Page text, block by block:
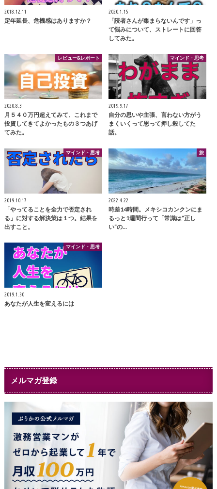
2018.12.11
定年延長、危機感はありますか？
2020.1.15
「読者さんが集まらないんです」っ
て悩みについて、ストレートに回答
してみた。
レビュー&レポート
2020.8.3
月５４０万円超えてみて、これまで
投資してきてよかったもの３つあげ
てみた。
マインド・思考
2019.9.17
自分の思いや主張、言わない方がう
まくいくって思って押し殺してた
話。
マインド・思考
2019.10.17
「やってることを全力で否定され
る」に対する解決策は１つ。結果を
出すこと。
旅
2022.4.22
時差14時間。メキシコカンクンにま
るっと1週間行って「常識は”正し
い”の…
マインド・思考
2019.1.30
あなたが人生を変えるには
メルマガ登録